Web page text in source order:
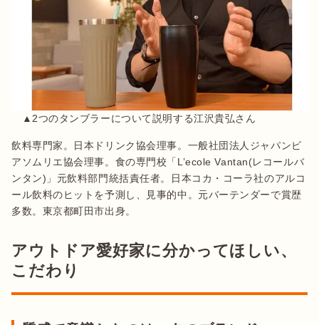
▲2つのタンブラーについて説明する江沢貴弘さん
飲料専門家。日本ドリンク協会理事。一般社団法人ジャパンビ
アソムリエ協会理事。食の専門校「L’ecole Vantan(レコールバ
ンタン)」元飲料部門統括責任者。日本コカ・コーラ社のアルコ
ール飲料のヒットを予測し、見事的中。元バーテンダーで賞歴
多数。東京都町田市出身。
アウトドア愛好家に分かってほしい、
こだわり